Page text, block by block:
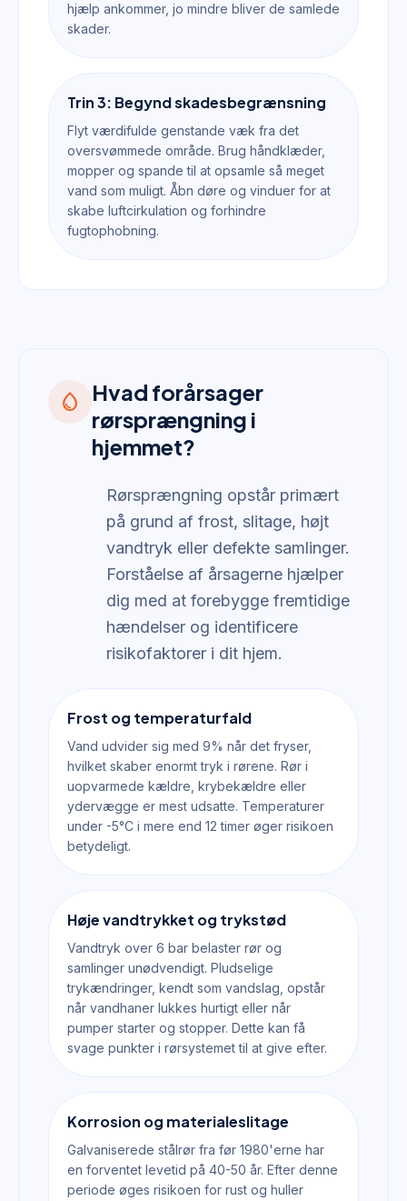
hjælp ankommer, jo mindre bliver de samlede
skader.
Trin 3: Begynd skadesbegrænsning
Flyt værdifulde genstande væk fra det
oversvømmede område. Brug håndklæder,
mopper og spande til at opsamle så meget
vand som muligt. Åbn døre og vinduer for at
skabe luftcirkulation og forhindre
fugtophobning.
water_drop
Hvad forårsager
rørsprængning i
hjemmet?
Rørsprængning opstår primært
på grund af frost, slitage, højt
vandtryk eller defekte samlinger.
Forståelse af årsagerne hjælper
dig med at forebygge fremtidige
hændelser og identificere
risikofaktorer i dit hjem.
Frost og temperaturfald
Vand udvider sig med 9% når det fryser,
hvilket skaber enormt tryk i rørene. Rør i
uopvarmede kældre, krybekældre eller
ydervægge er mest udsatte. Temperaturer
under -5°C i mere end 12 timer øger risikoen
betydeligt.
Høje vandtrykket og trykstød
Vandtryk over 6 bar belaster rør og
samlinger unødvendigt. Pludselige
trykændringer, kendt som vandslag, opstår
når vandhaner lukkes hurtigt eller når
pumper starter og stopper. Dette kan få
svage punkter i rørsystemet til at give efter.
Korrosion og materialeslitage
Galvaniserede stålrør fra før 1980'erne har
en forventet levetid på 40-50 år. Efter denne
periode øges risikoen for rust og huller